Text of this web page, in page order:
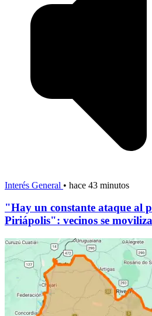
Interés General • hace 43 minutos
"Hay un constante ataque al
Piriápolis": vecinos se